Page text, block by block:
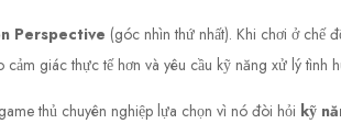
Perspective (góc nhìn thứ nhất). Khi chơi ở chế
cảm giác thực tế hơn và yêu cầu kỹ năng xử lý tình
thủ chuyên nghiệp lựa chọn vì nó đòi hỏi kỹ